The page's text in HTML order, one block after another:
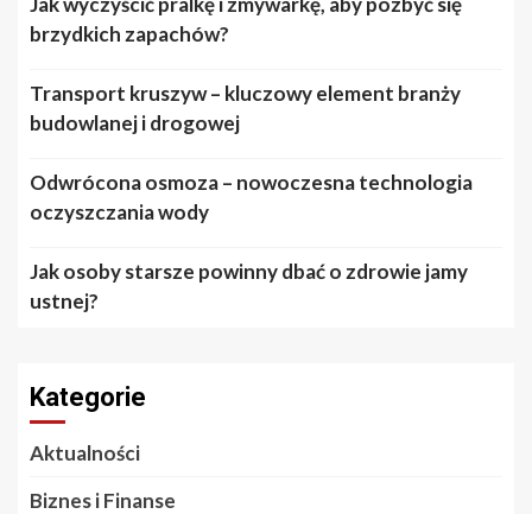
brzydkich zapachów?
Transport kruszyw – kluczowy element branży
budowlanej i drogowej
Odwrócona osmoza – nowoczesna technologia
oczyszczania wody
Jak osoby starsze powinny dbać o zdrowie jamy
ustnej?
Kategorie
Aktualności
Biznes i Finanse